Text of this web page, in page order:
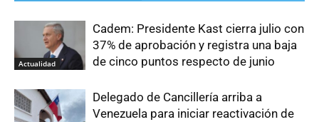
Actualidad
Cadem: Presidente Kast cierra julio con
37% de aprobación y registra una baja
de cinco puntos respecto de junio
Delegado de Cancillería arriba a
Venezuela para iniciar reactivación de